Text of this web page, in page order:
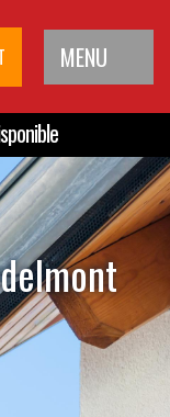
MENU